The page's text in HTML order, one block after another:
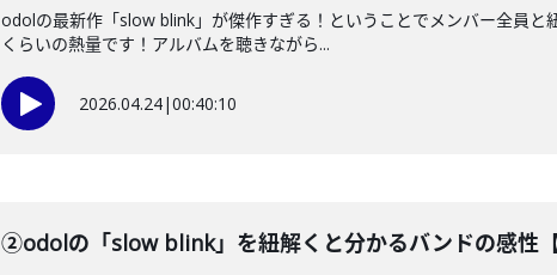
odolの最新作「slow blink」が傑作すぎる！ということでメンバー全員
くらいの熱量です！アルバムを聴きながら...
2026.04.24|00:40:10
②odolの「slow blink」を紐解くと分かるバンドの感性【